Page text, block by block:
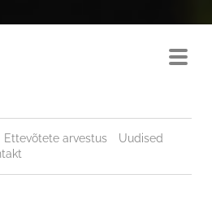
Ettevõtete arvestus
Uudised